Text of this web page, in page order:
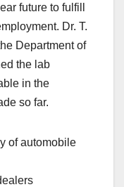
future to fulfill
Dr. T.
Department of
the lab
in the
so far.
of automobile